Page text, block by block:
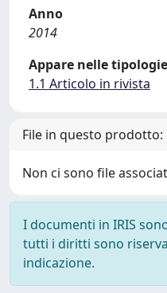
Anno
2014
Appare nelle
1.1 Articolo in rivista
File in questo prodotto:
Non ci sono file
I documenti in IRIS
tutti i diritti sono
indicazione.